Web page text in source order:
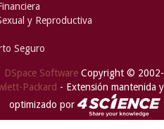
y Reproductiva
Seguro
DSpace Software Copyright © 2002-
Packard - Extensión mantenida y
optimizado por